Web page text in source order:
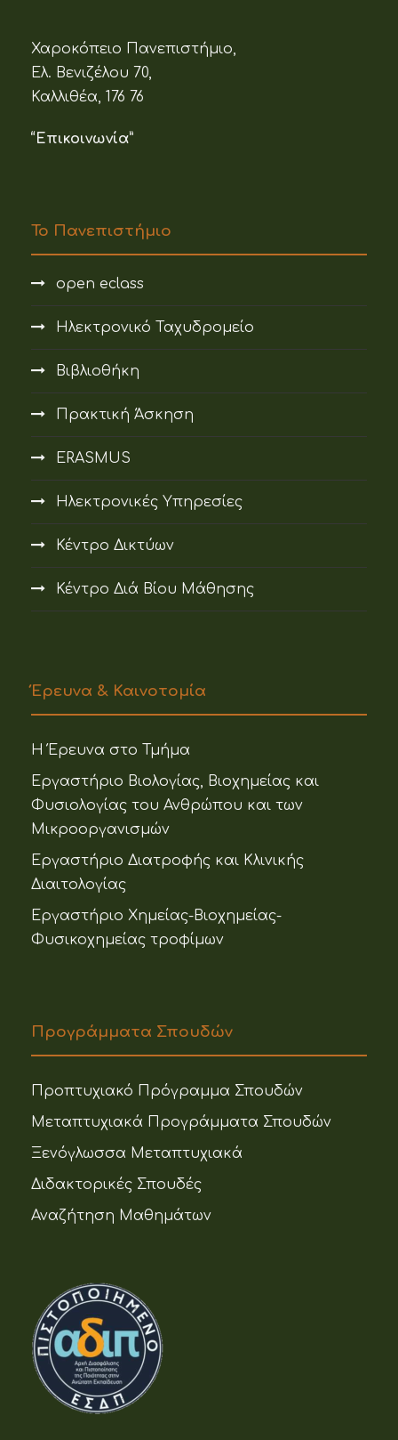
Χαροκόπειο Πανεπιστήμιο,
Ελ. Βενιζέλου 70,
Καλλιθέα, 176 76
“Επικοινωνία”
Το Πανεπιστήμιο
open eclass
Ηλεκτρονικό Ταχυδρομείο
Βιβλιοθήκη
Πρακτική Άσκηση
ERASMUS
Ηλεκτρονικές Υπηρεσίες
Κέντρο Δικτύων
Κέντρο Διά Βίου Μάθησης
Έρευνα & Καινοτομία
Η Έρευνα στο Τμήμα
Εργαστήριο Βιολογίας, Βιοχημείας και
Φυσιολογίας του Ανθρώπου και των
Μικροοργανισμών
Εργαστήριο Διατροφής και Κλινικής
Διαιτολογίας
Εργαστήριο Χημείας-Βιοχημείας-
Φυσικοχημείας τροφίμων
Προγράμματα Σπουδών
Προπτυχιακό Πρόγραμμα Σπουδών
Μεταπτυχιακά Προγράμματα Σπουδών
Ξενόγλωσσα Μεταπτυχιακά
Διδακτορικές Σπουδές
Αναζήτηση Μαθημάτων